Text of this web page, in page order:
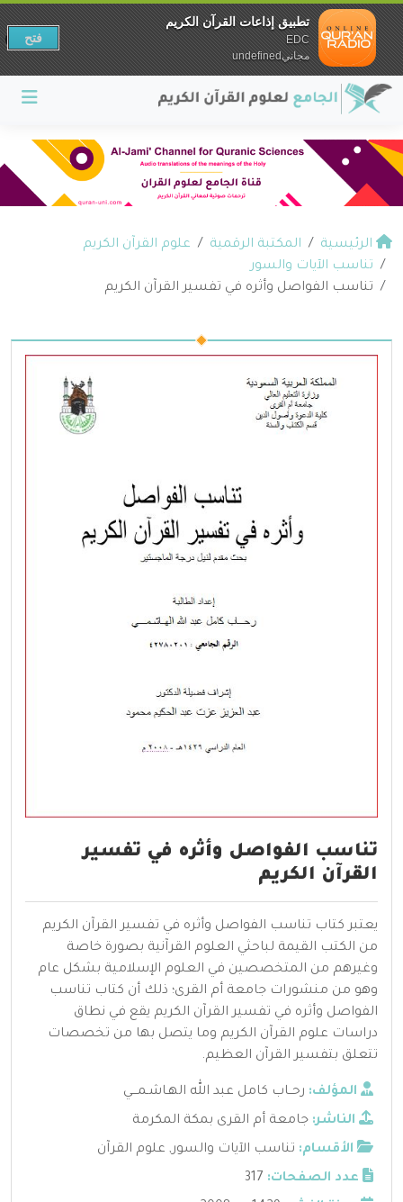
الرئيسية المكتبة الرقمية
علوم القرآن الكريم
تناسب الآيات والسور
تناسب الفواصل وأثره في تفسير القرآن الكريم
تناسب الفواصل وأثره في تفسير
القرآن الكريم
يعتبر كتاب تناسب الفواصل وأثره في تفسير القرآن الكريم
من الكتب القيمة لباحثي العلوم القرآنية بصورة خاصة
وغيرهم من المتخصصين في العلوم الإسلامية بشكل عام
وهو من منشورات جامعة أم القرى؛ ذلك أن كتاب تناسب
الفواصل وأثره في تفسير القرآن الكريم يقع في نطاق
دراسات علوم القرآن الكريم وما يتصل بها من تخصصات
تتعلق بتفسير القرآن العظيم.
المؤلف: رحــاب كامل عبد الله الهـاشـمـــي
الناشر: جامعة أم القرى بمكة المكرمة
الأقسام: تناسب الآيات والسور, علوم القرآن
عدد الصفحات: 317
تطبيق إذاعات القرآن الكريم
EDC
مجانيundefined
فتح